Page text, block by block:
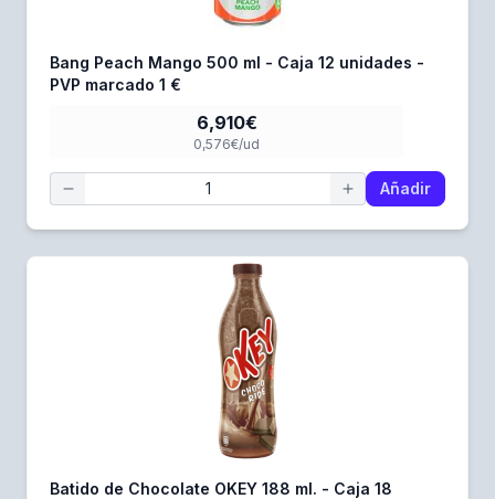
Bang Peach Mango 500 ml - Caja 12 unidades -
PVP marcado 1 €
6,910€
0,576€/ud
Añadir
Batido de Chocolate OKEY 188 ml. - Caja 18